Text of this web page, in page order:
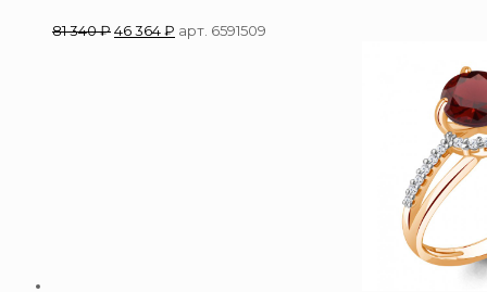
81 340₽46 364₽ арт. 6591509